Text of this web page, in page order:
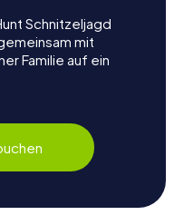
Schnitzeljagd
mit
Familie auf ein